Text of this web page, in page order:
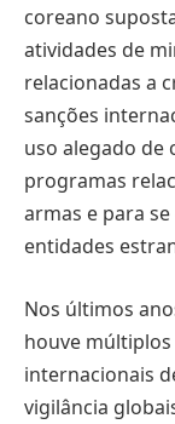
coreano
atividades de
relacionadas a
sanções
uso alegado
programas
armas e para
entidades
Nos últimos
houve
internacionais
vigilância